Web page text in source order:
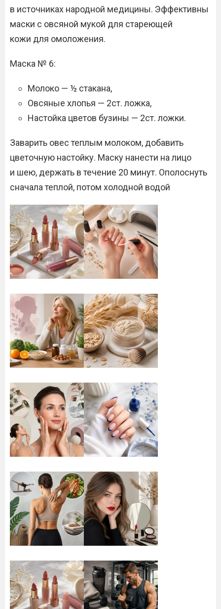
в источниках народной медицины. Эффективны
маски с овсяной мукой для стареющей
кожи для омоложения.
Маска № 6:
Молоко — ½ стакана,
Овсяные хлопья — 2ст. ложка,
Настойка цветов бузины — 2ст. ложки.
Заварить овес теплым молоком, добавить
цветочную настойку. Маску нанести на лицо
и шею, держать в течение 20 минут. Ополоснуть
сначала теплой, потом холодной водой